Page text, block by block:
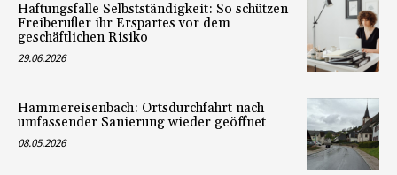
Haftungsfalle Selbstständigkeit: So schützen
Freiberufler ihr Erspartes vor dem
geschäftlichen Risiko
29.06.2026
Hammereisenbach: Ortsdurchfahrt nach
umfassender Sanierung wieder geöffnet
08.05.2026